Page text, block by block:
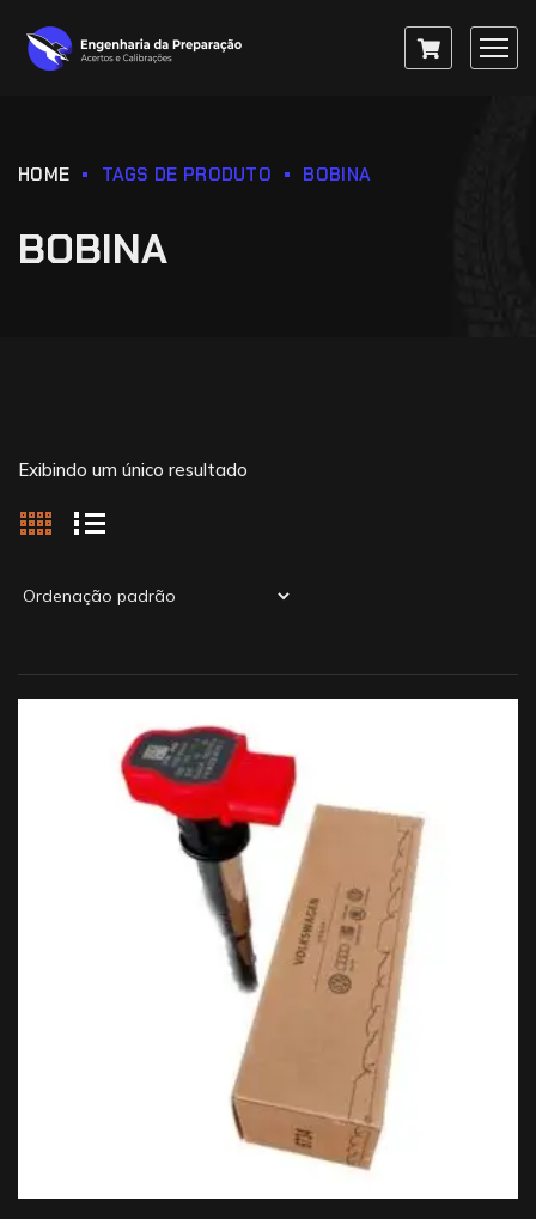
HOME TAGS DE PRODUTO BOBINA
BOBINA
Exibindo um único resultado